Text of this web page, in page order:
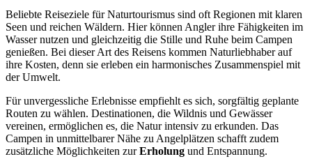
Beliebte Reiseziele für Naturtourismus sind oft Regionen mit klaren
Seen und reichen Wäldern. Hier können Angler ihre Fähigkeiten im
Wasser nutzen und gleichzeitig die Stille und Ruhe beim Campen
genießen. Bei dieser Art des Reisens kommen Naturliebhaber auf
ihre Kosten, denn sie erleben ein harmonisches Zusammenspiel mit
der Umwelt.
Für unvergessliche Erlebnisse empfiehlt es sich, sorgfältig geplante
Routen zu wählen. Destinationen, die Wildnis und Gewässer
vereinen, ermöglichen es, die Natur intensiv zu erkunden. Das
Campen in unmittelbarer Nähe zu Angelplätzen schafft zudem
zusätzliche Möglichkeiten zurErholung und Entspannung.